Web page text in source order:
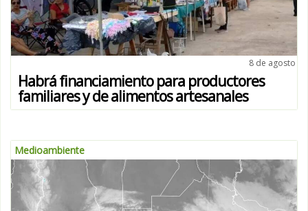
8 de agosto
Habrá financiamiento para productores
familiares y de alimentos artesanales
Medioambiente